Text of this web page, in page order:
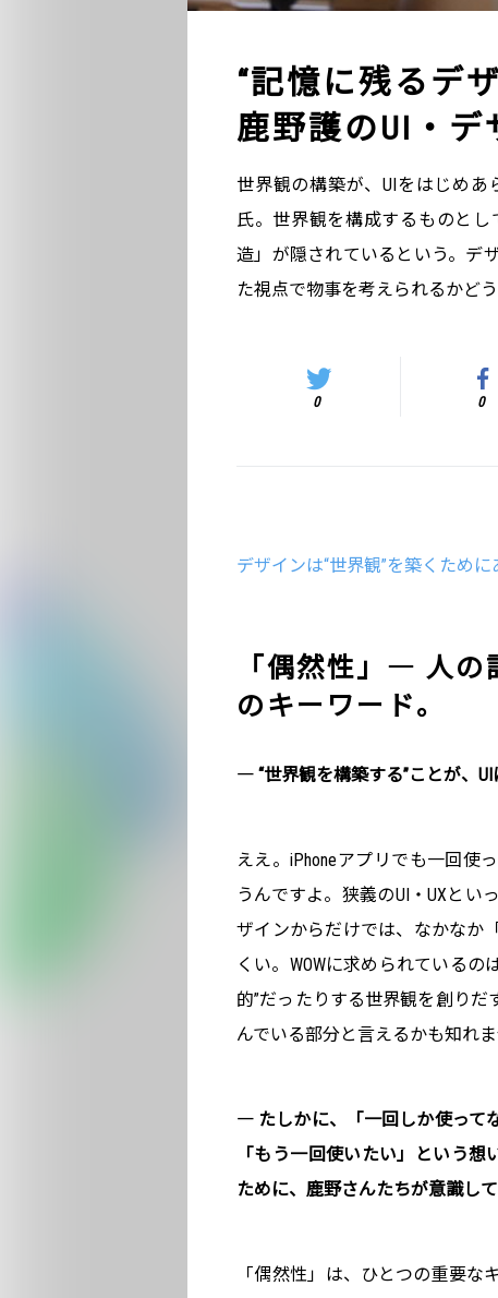
“記憶に残るデ
鹿野護のUI・デ
世界観の構築が、UIをはじめ
氏。世界観を構成するものと
造」が隠されているという。デ
た視点で物事を考えられるかど
0 0
デザインは“世界観”を築くため
「偶然性」― 人の
のキーワード。
― “世界観を構築する”ことが、
ええ。iPhoneアプリでも一回使
うんですよ。狭義のUI・UXと
ザインからだけでは、なかなか
くい。WOWに求められているの
的”だったりする世界観を創り
んでいる部分と言えるかも知れま
― たしかに、「一回しか使って
「もう一回使いたい」という
ために、鹿野さんたちが意識し
「偶然性」は、ひとつの重要